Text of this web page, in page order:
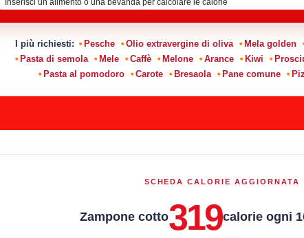
I più richiesti: Pesche Olio extravergine di oliva Mela golden
Pasta di semola
Mele Caffè Melone Arance Kiwi
Pasta al pomodoro
Carote Bresaola Pane comune
SCHEDA CALORIE AGGIORNATA
Zampone cotto319calorie ogni